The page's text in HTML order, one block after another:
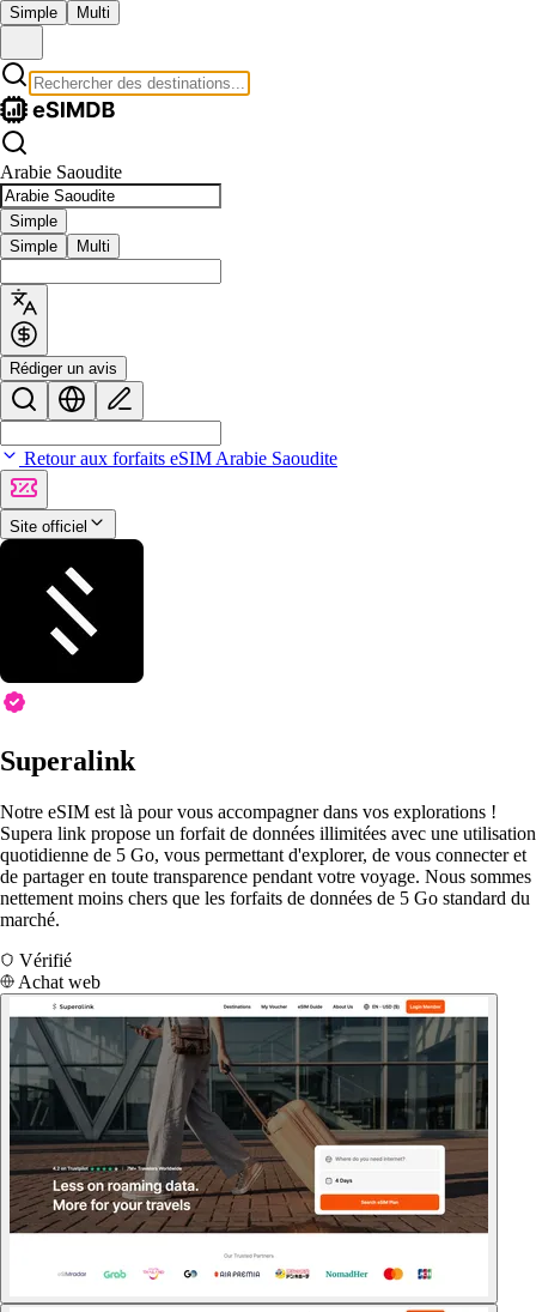
Simple Multi
Arabie Saoudite
Simple
Simple
Multi
Rédiger un avis
Retour aux forfaits eSIM Arabie Saoudite
Site officiel
Superalink
Notre eSIM est là pour vous accompagner dans vos explorations !
Supera link propose un forfait de données illimitées avec une utilisation
quotidienne de 5 Go, vous permettant d'explorer, de vous connecter et
de partager en toute transparence pendant votre voyage. Nous sommes
nettement moins chers que les forfaits de données de 5 Go standard du
marché.
Vérifié
Achat web